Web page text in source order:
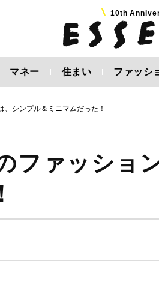
10th
マネー 住まい ファッシ
シンプル＆ミニマムだった！
ファッショ